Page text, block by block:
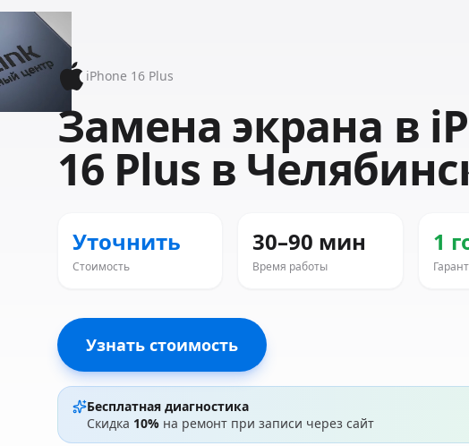
iPhone 16 Plus
Замена экрана в
16 Plus в
Уточнить
Стоимость
30–90 мин
Время работы
1
Узнать стоимость
Бесплатная диагностика
Скидка 10% на ремонт при записи через сайт